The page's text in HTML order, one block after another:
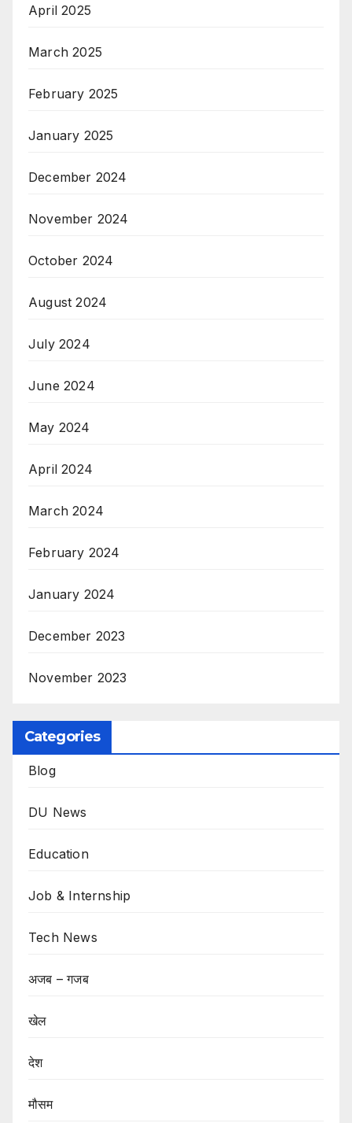
April 2025
March 2025
February 2025
January 2025
December 2024
November 2024
October 2024
August 2024
July 2024
June 2024
May 2024
April 2024
March 2024
February 2024
January 2024
December 2023
November 2023
Categories
Blog
DU News
Education
Job & Internship
Tech News
अजब – गजब
खेल
देश
मौसम